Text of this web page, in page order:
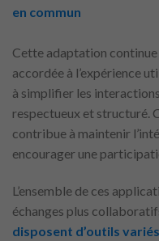
en commun
Cette adaptation
accordée à l’expérience
à simplifier les
respectueux et structuré.
contribue à maintenir
encourager une
L’ensemble de ces
échanges plus
disposent d’outils